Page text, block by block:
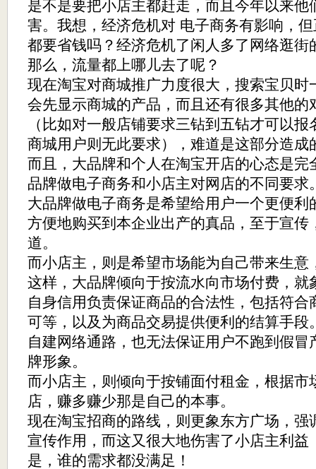
是不是要把小店主都赶走，而且今年以来他
害。我想，经济危机对 电子商务有影响，
都要省钱吗？经济危机了闲人多了网络逛街
那么，流量都上哪儿去了呢？
现在淘宝对商城推广力度很大，搜索宝贝时
会先显示商城的产品，而且还有很多其他的
（比如对一般店铺要求三钻到五钻才可以
商城用户则无此要求），难道是这部分造成
而且，大品牌和个人在淘宝开店的心态是完
品牌做电子商务和小店主对网店的不同要求
大品牌做电子商务是希望给用户一个更便利
方便地购买到本企业出产的真品，至于宣传
道。
而小店主，则是希望市场能为自己带来生意
这样，大品牌倾向于按流水向市场付费，就
自身信用负责保证商品的合法性，包括符
可等，以及为商品交易提供便利的结算手段
自建网络通路，也无法保证用户不跑到假
牌形象。
而小店主，则倾向于按铺面付租金，根据市
店，赚多赚少那是自己的本事。
现在淘宝招商的路线，则更象东方广场，强
宣传作用，而这又很大地伤害了小店主利益
是，谁的需求都没满足！